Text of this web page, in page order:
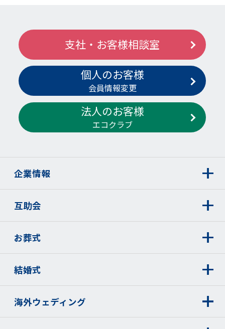
支社・お客様相談室
個人のお客様
会員情報変更
法人のお客様
エコクラブ
企業情報
互助会
お葬式
結婚式
海外ウェディング